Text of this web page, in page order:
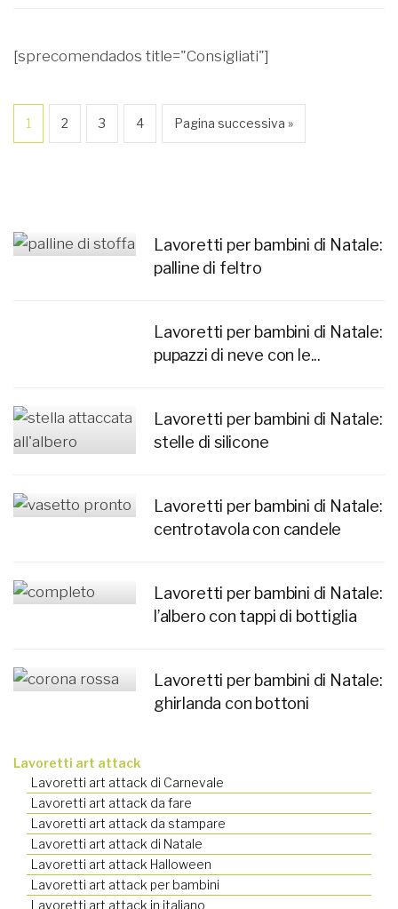
[sprecomendados title="Consigliati"]
1 2 3 4 Pagina successiva »
Lavoretti per bambini di Natale:
palline di feltro
Lavoretti per bambini di Natale:
pupazzi di neve con le...
Lavoretti per bambini di Natale:
stelle di silicone
Lavoretti per bambini di Natale:
centrotavola con candele
Lavoretti per bambini di Natale:
l’albero con tappi di bottiglia
Lavoretti per bambini di Natale:
ghirlanda con bottoni
Lavoretti art attack
Lavoretti art attack di Carnevale
Lavoretti art attack da fare
Lavoretti art attack da stampare
Lavoretti art attack di Natale
Lavoretti art attack Halloween
Lavoretti art attack per bambini
Lavoretti art attack in italiano